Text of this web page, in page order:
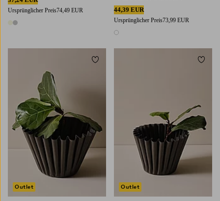
Ursprünglicher Preis74,49 EUR
2 Farben
44,39 EUR
Ursprünglicher Preis73,99 EUR
1 Farbe
Outlet
Zu Favoriten hinzufügen
Outlet
Zu